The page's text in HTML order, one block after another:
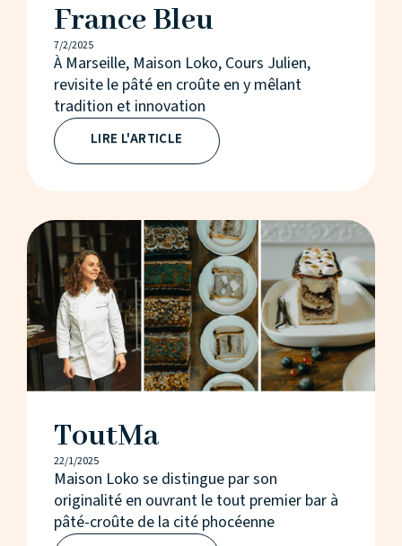
France Bleu
7/2/2025
À Marseille, Maison Loko, Cours Julien,
revisite le pâté en croûte en y mêlant
tradition et innovation
LIRE L'ARTICLE
ToutMa
22/1/2025
Maison Loko se distingue par son
originalité en ouvrant le tout premier bar à
pâté-croûte de la cité phocéenne